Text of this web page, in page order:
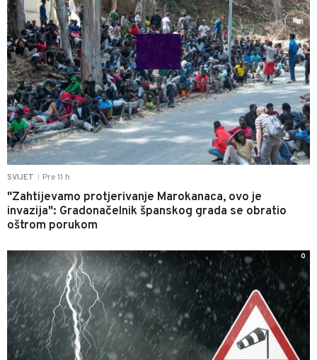
SVIJET Pre 11 h
"Zahtijevamo protjerivanje Marokanaca, ovo je
invazija": Gradonačelnik španskog grada se obratio
oštrom porukom
0